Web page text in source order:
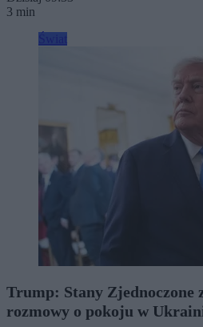
3 min
Trump: Stany Zjednoczone
rozmowy o pokoju w